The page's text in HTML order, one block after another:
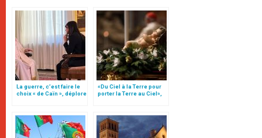
La guerre, c’est faire le
choix « de Caïn », déplore
«Du Ciel à la Terre pour
porter la Terre au Ciel»,